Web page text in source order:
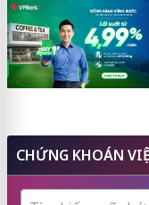
CHỨNG KHOÁN